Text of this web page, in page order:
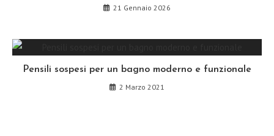
21 Gennaio 2026
Pensili sospesi per un bagno moderno e funzionale
2 Marzo 2021